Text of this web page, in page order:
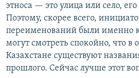
этноса — это улица или село,
Поэтому, скорее всего,
переименований были именно
могут смотреть спокойно, что в
Казахстане существуют
прошлого. Сейчас лучше этот